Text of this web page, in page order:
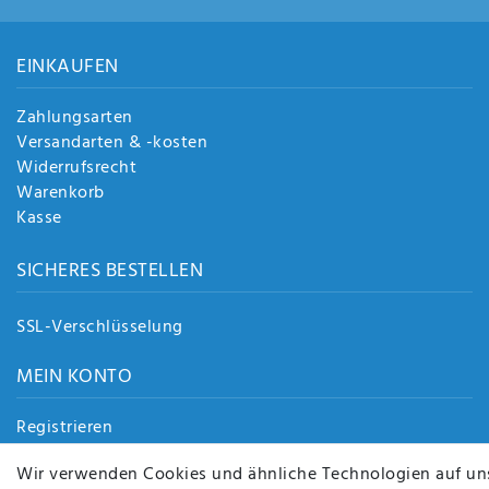
EINKAUFEN
Zahlungsarten
Versandarten & -kosten
Widerrufsrecht
Warenkorb
Kasse
SICHERES BESTELLEN
SSL-Verschlüsselung
MEIN KONTO
Registrieren
Login
Wir verwenden Cookies und ähnliche Technologien auf